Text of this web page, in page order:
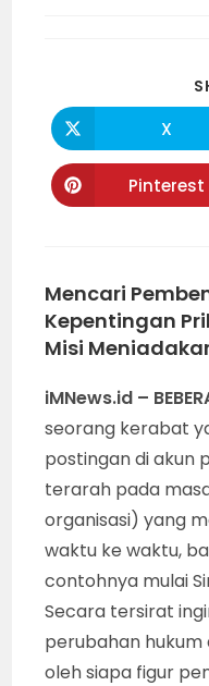
Opens
in
a
new
window
X
Opens
in
Pinterest
Mencari
Kepentingan
Misi
iMNews.id –
seorang kerabat
postingan di akun
terarah pada
organisasi) yang
waktu ke waktu,
contohnya mulai
Secara tersirat
perubahan
oleh siapa figur